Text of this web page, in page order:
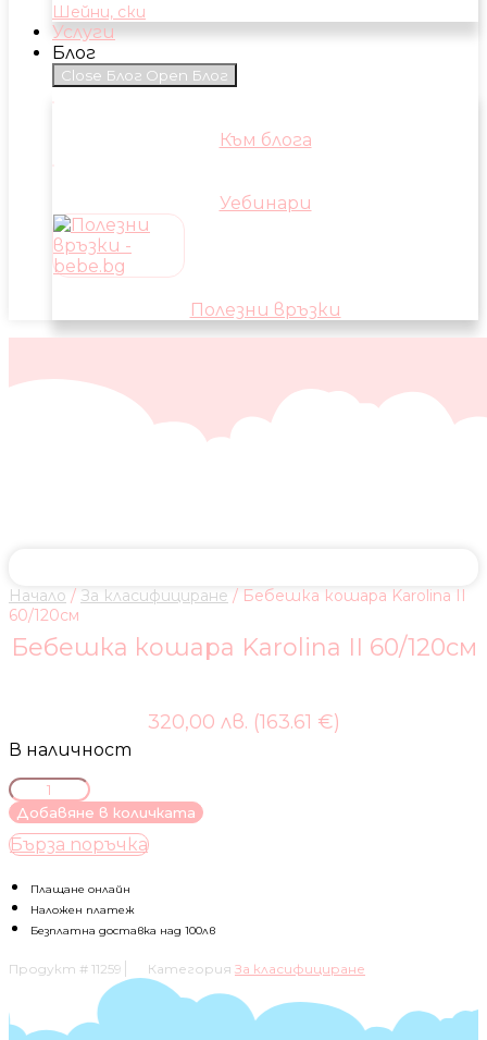
Шейни, ски
Услуги
Блог
Close Блог Open Блог
Към блога
Уебинари
Полезни връзки
Начало / За класифициране / Бебешка кошара Karolina II
60/120см
Бебешка кошара Karolina II 60/120см
320,00 лв. (163.61 €)
В наличност
количество
за
Бебешка
кошара
II
60/120см
Добавяне в количката
Бърза поръчка
Плащане онлайн
Наложен платеж
Безплатна доставка над 100лв
Продукт # 11259 Категория За класифициране